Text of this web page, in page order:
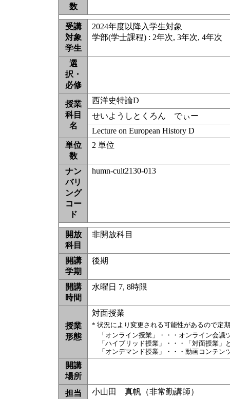
数
受講
対象
学生
2024年度以降入学生対象
学部(学士課程) : 2年次, 3年次, 4年次
選
択・
必修
授業
科目
名
西洋史特論D
せいようしとくろん でぃー
Lecture on European History D
単位
数
2 単位
ナン
バリ
ング
コー
ド
humn-cult2130-013
開放
科目
非開放科目
開講
学期
後期
開講
時間
水曜日 7, 8時限
授業
形態
対面授業
* 状況により変更される可能性があるので定
「オンライン授業」・・・オンライン会
「ハイブリッド授業」・・・「対面授業
「オンデマンド授業」・・・動画コンテ
開講
場所
担当
小山田 真帆（非常勤講師）